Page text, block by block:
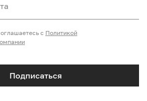
Подписаться
с Политикой